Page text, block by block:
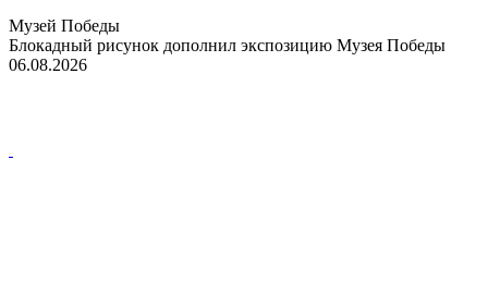
Музей Победы
Блокадный рисунок дополнил экспозицию Музея Победы
06.08.2026